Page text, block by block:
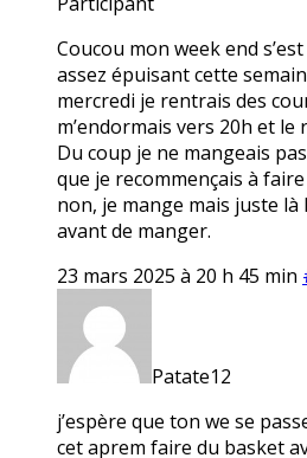
Coucou mon week end
assez épuisant cette
mercredi je rentrais des
m’endormais vers 20h et le
Du coup je ne mangeais
que je recommençais à
non, je mange mais juste là
avant de manger.
23 mars 2025 à 20 h 45 min
Patate12
j’espère que ton we se
cet aprem faire du basket